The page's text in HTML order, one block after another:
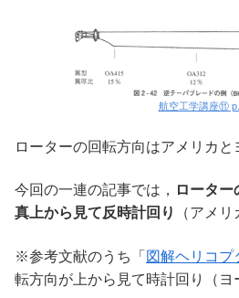
航空工学講座⑪
ローターの回転方向はアメリカ
今回の一連の記事では， ローター
真上から見て反時計回り
（アメ
※参考文献のうち「 図解ヘリコプ
転方向が上から見て時計回り（